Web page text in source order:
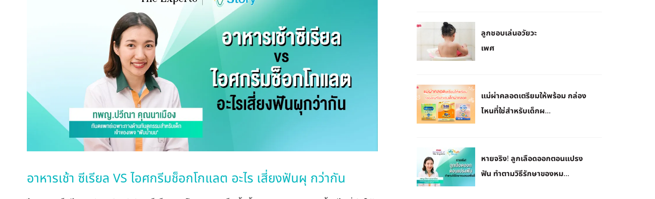
อาหารเช้า ซีเรียล VS ไอศกรีมช็อกโกแลต อะไร เสี่ยงฟันผุ กว่ากัน
ลูกชอบเล่นอวัยวะ
เพศ
แม่ผ่าคลอดเตรียมให้พร้อม กล่อง
ไหนที่ใช่สำหรับเด็กผ...
หายจริง! ลูกเลือดออกตอนแปรง
ฟัน ทำตามวิธีรักษาของหม...